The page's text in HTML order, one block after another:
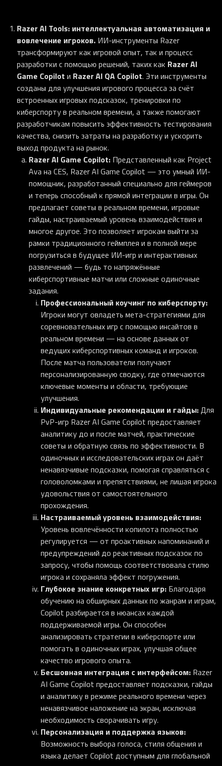
Razer AI Tools: интеллектуальная автоматизация и
вовлечение игроков. ИИ-инструменты Razer
трансформируют как игровой опыт, так и процесс
разработки с помощью решений, таких как Razer AI
Game Copilot и Razer AI QA Copilot. Эти инструменты
созданы для улучшения игрового процесса за счёт
встроенных игровых подсказок, тренировки по
киберспорту в реальном времени, а также помогают
разработчикам повысить эффективность тестирования
качества, снизить затраты на разработку и ускорить
выход продукта на рынок.
Razer AI Game Copilot: Представленный как Project
Ava на CES, Razer AI Game Copilot — это умный ИИ-
помощник, разработанный специально для геймеров
и теперь способный к прямой интеграции в игры. Он
предлагает советы в реальном времени, игровые
гайды, настраиваемый уровень взаимодействия и
многое другое. Это позволяет игрокам выйти за
рамки традиционного геймплея и в полной мере
погрузиться в будущее ИИ-игр и интерактивных
развлечений — будь то напряжённые
киберспортивные матчи или сложные одиночные
задания.
Профессиональный коучинг по киберспорту:
Игроки могут овладеть мета-стратегиями для
соревновательных игр с помощью инсайтов в
реальном времени — на основе данных от
ведущих киберспортивных команд и игроков.
После матча пользователи получают
персонализированную сводку, где отмечаются
ключевые моменты и области, требующие
улучшения.
Индивидуальные рекомендации и гайды:Для
PvP-игр Razer AI Game Copilot предоставляет
аналитику до и после матчей, практические
советы и обратную связь по эффективности. В
одиночных и исследовательских играх он даёт
ненавязчивые подсказки, помогая справляться с
головоломками и препятствиями, не лишая игрока
удовольствия от самостоятельного
прохождения.
Настраиваемый уровень взаимодействия:
Уровень вовлечённости копилота полностью
регулируется — от проактивных напоминаний и
предупреждений до реактивных подсказок по
запросу, чтобы помощь соответствовала стилю
игрока и сохраняла эффект погружения.
Глубокое знание конкретных игр: Благодаря
обучению на обширных данных по жанрам и играм,
Copilot разбирается в нюансах каждой
поддерживаемой игры. Он способен
анализировать стратегии в киберспорте или
помогать в одиночных играх, улучшая общее
качество игрового опыта.
Бесшовная интеграция с интерфейсом: Razer
AI Game Copilot предоставляет подсказки, гайды
и аналитику в режиме реального времени через
ненавязчивое наложение на экран, исключая
необходимость сворачивать игру.
Персонализация и поддержка языков:
Возможность выбора голоса, стиля общения и
языка делает Copilot доступным для глобальной